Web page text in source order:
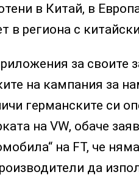
в Китай, в
в региона с
за своите
на кампания за
германските си
на VW, обаче
на FT, че
да